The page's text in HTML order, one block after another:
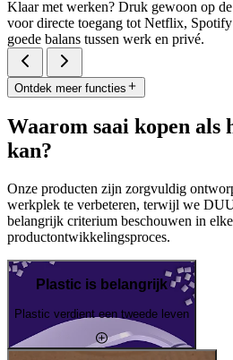
Klaar met werken? Druk gewoon op
voor directe toegang tot Netflix,
goede balans tussen werk en privé.
Ontdek meer functies
Waarom saai kopen als
kan?
Onze producten zijn zorgvuldig
werkplek te verbeteren, terwijl we
belangrijk criterium beschouwen in
productontwikkelingsproces.
Plastic is belangrijk
Plastic verdient een tweede leven